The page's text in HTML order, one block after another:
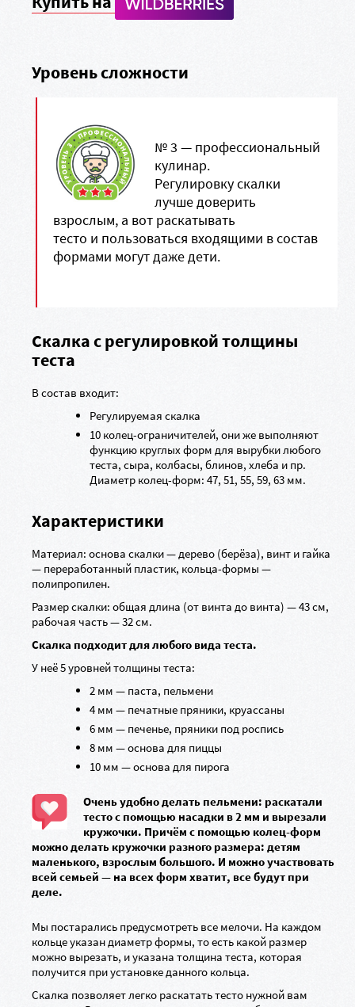
Уровень сложности
№ 3 — профессиональный
кулинар.
Регулировку скалки
лучше доверить
взрослым, а вот раскатывать
тесто и пользоваться входящими в состав
формами могут даже дети.
Скалка с регулировкой толщины
теста
В состав входит:
Регулируемая скалка
10 колец-ограничителей, они же выполняют
функцию круглых форм для вырубки любого
теста, сыра, колбасы, блинов, хлеба и пр.
Диаметр колец-форм: 47, 51, 55, 59, 63 мм.
Характеристики
Материал: основа скалки — дерево (берёза), винт и гайка
— переработанный пластик, кольца-формы —
полипропилен.
Размер скалки: общая длина (от винта до винта) — 43 см,
рабочая часть — 32 см.
Скалка подходит для любого вида теста.
У неё 5 уровней толщины теста:
2 мм — паста, пельмени
4 мм — печатные пряники, круассаны
6 мм — печенье, пряники под роспись
8 мм — основа для пиццы
10 мм — основа для пирога
Очень удобно делать пельмени: раскатали
тесто с помощью насадки в 2 мм и вырезали
кружочки. Причём с помощью колец-форм
можно делать кружочки разного размера: детям
маленького, взрослым большого. И можно участвовать
всей семьей — на всех форм хватит, все будут при
деле.
Мы постарались предусмотреть все мелочи. На каждом
кольце указан диаметр формы, то есть какой размер
можно вырезать, и указана толщина теста, которая
получится при установке данного кольца.
Скалка позволяет легко раскатать тесто нужной вам